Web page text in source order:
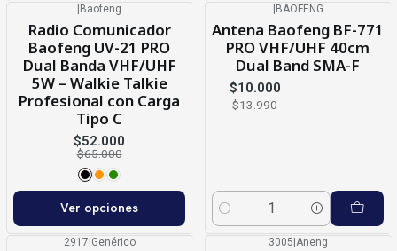
Baofeng
Radio Comunicador
Baofeng UV-21 PRO
Dual Banda VHF/UHF
5W – Walkie Talkie
Profesional con Carga
Tipo C
$52.000
$65.000
Ver opciones
BAOFENG
Antena Baofeng BF-771
PRO VHF/UHF 40cm
Dual Band SMA-F
$10.000
$13.990
Cantidad
2917|Genérico 3005|Aneng